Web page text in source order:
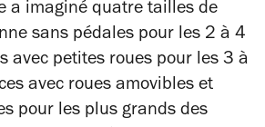
a imaginé quatre tailles de
sans pédales pour les 2 à 4
avec petites roues pour les 3 à
avec roues amovibles et
pour les plus grands des